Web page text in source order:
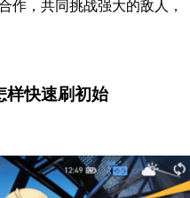
作，共同挑战强大的敌人，
样快速刷初始